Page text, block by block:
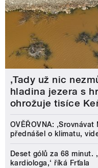
‚Tady už nic
hladina jezera s
ohrožuje tisíce
OVĚŘOVNA:
přednášel o klimatu,
Deset gólů za 68 minut.
kardiologa,‘ říká Frťala